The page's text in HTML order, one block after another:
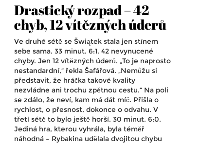
Drastický rozpad – 42
chyb, 12 vítězných úderů
Ve druhé sétě se Šwiątek stala jen stínem
sebe sama. 33 minut. 6:1. 42 nevynucené
chyby. Jen 12 vítězných úderů. „To je naprosto
nestandardní,“ řekla Šafářová. „Nemůžu si
představit, že hráčka takové kvality
nezvládne ani trochu zpětnou cestu.“ Na poli
se zdálo, že neví, kam má dát míč. Přišla o
rychlost, o přesnost, dokonce o odvahu. V
třetí sétě to bylo ještě horší. 30 minut. 6:0.
Jediná hra, kterou vyhrála, byla téměř
náhodná – Rybakina udělala dvojitou chybu